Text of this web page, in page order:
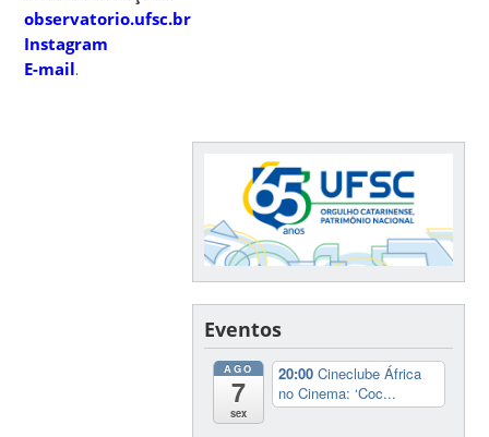
observatorio.ufsc.br
Instagram
E-mail.
Eventos
AGO
7
sex
20:00Cineclube África
no Cinema: ‘Coc...